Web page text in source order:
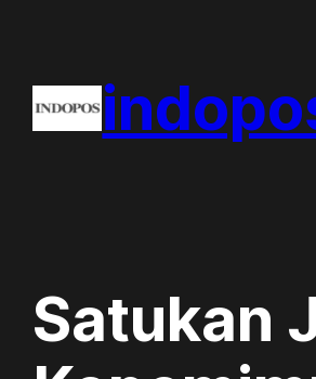
content
Satukan